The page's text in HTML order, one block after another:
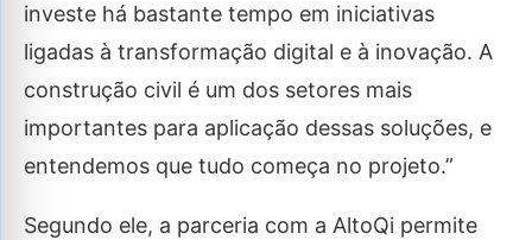
investe há bastante tempo em iniciativas
ligadas à transformação digital e à inovação. A
construção civil é um dos setores mais
importantes para aplicação dessas soluções, e
entendemos que tudo começa no projeto.”
Segundo ele, a parceria com a AltoQi permite